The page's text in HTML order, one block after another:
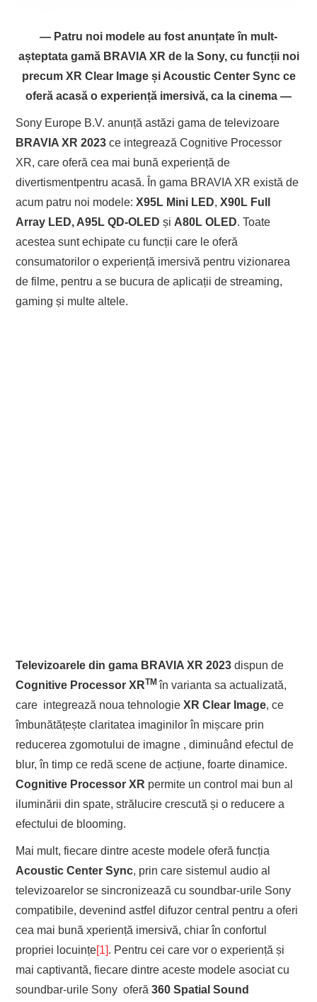
— Patru noi modele au fost anunțate în mult-
așteptata gamă BRAVIA XR de la Sony, cu funcții noi
precum XR Clear Image și Acoustic Center Sync ce
oferă acasă o experiență imersivă, ca la cinema —
Sony Europe B.V. anunță astăzi gama de televizoare
BRAVIA XR 2023 ce integrează Cognitive Processor
XR, care oferă cea mai bună experiență de
divertismentpentru acasă. În gama BRAVIA XR există de
acum patru noi modele:X95L Mini LED,X90L Full
Array LED, A95L QD-OLEDși A80L OLED. Toate
acestea sunt echipate cu funcții care le oferă
consumatorilor o experiență imersivă pentru vizionarea
de filme, pentru a se bucura de aplicații de streaming,
gaming și multe altele.
Televizoarele din gama BRAVIA XR 2023dispun de
Cognitive Processor XRTMîn varianta sa actualizată,
care integrează noua tehnologieXR Clear Image, ce
îmbunătățește claritatea imaginilor în mișcare prin
reducerea zgomotului de imagne , diminuând efectul de
blur, în timp ce redă scene de acțiune, foarte dinamice.
Cognitive Processor XR permite un control mai bun al
iluminării din spate, strălucire crescută și o reducere a
efectului de blooming.
Mai mult, fiecare dintre aceste modele oferă funcția
Acoustic Center Sync, prin care sistemul audio al
televizoarelor se sincronizează cu soundbar-urile Sony
compatibile, devenind astfel difuzor central pentru a oferi
cea mai bună xperiență imersivă, chiar în confortul
propriei locuințe[1]. Pentru cei care vor o experiență și
mai captivantă, fiecare dintre aceste modele asociat cu
soundbar-urile Sony oferă360 Spatial Sound